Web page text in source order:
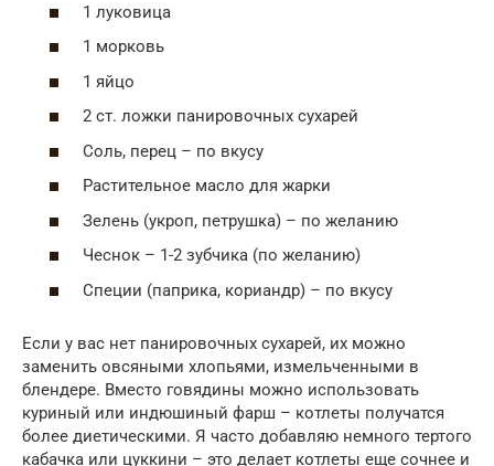
1 луковица
1 морковь
1 яйцо
2 ст. ложки панировочных сухарей
Соль, перец – по вкусу
Растительное масло для жарки
Зелень (укроп, петрушка) – по желанию
Чеснок – 1-2 зубчика (по желанию)
Специи (паприка, кориандр) – по вкусу
Если у вас нет панировочных сухарей, их можно
заменить овсяными хлопьями, измельченными в
блендере. Вместо говядины можно использовать
куриный или индюшиный фарш – котлеты получатся
более диетическими. Я часто добавляю немного тертого
кабачка или цуккини – это делает котлеты еще сочнее и